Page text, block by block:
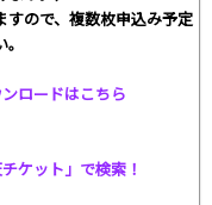
ので、複数枚申込み予定
ロードはこちら
ケット」で検索！